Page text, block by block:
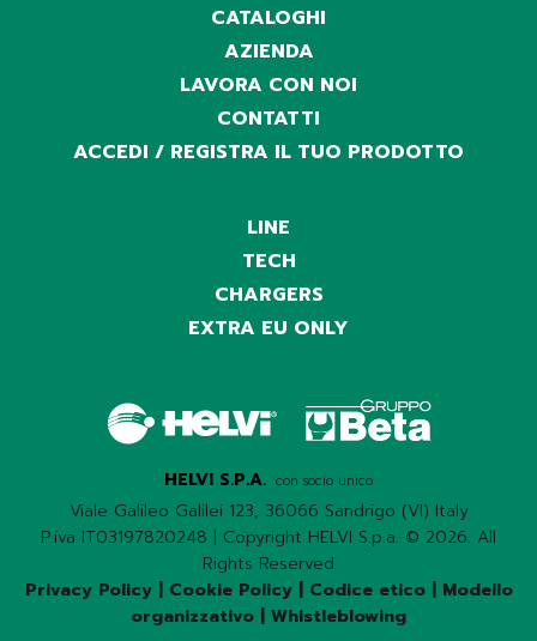
CATALOGHI
AZIENDA
LAVORA CON NOI
CONTATTI
ACCEDI / REGISTRA IL TUO PRODOTTO
LINE
TECH
CHARGERS
EXTRA EU ONLY
HELVI S.P.A. con socio unico
Viale Galileo Galilei 123, 36066 Sandrigo (VI) Italy
P.iva IT03197820248 | Copyright HELVI S.p.a. © 2026. All
Rights Reserved
Privacy Policy| Cookie Policy| Codice etico| Modello
organizzativo
Whistleblowing